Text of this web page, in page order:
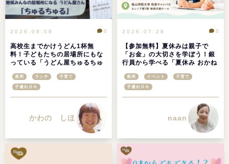
2026.08.08
高校生までかけうどん1杯無
料！子どもたちの居場所にもな
っている「うどん屋ちゅるちゅ
0
泉州 ランチ 子育て
子連れＯＫ
かわの しほ
2026.07.28
【参加無料】夏休みは親子で
「お金」の大切さを学ぼう！銀
行員から学べる「夏休み おかね
0
泉州 イベント 子育て
子連れＯＫ
naan